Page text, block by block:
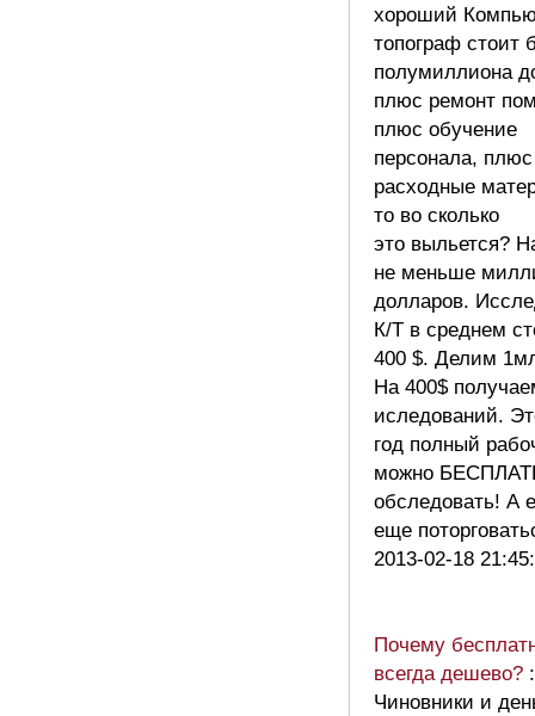
хороший
топограф стоит
полумиллиона
плюс ремонт
плюс обучение
персонала, плюс
расходные
то во сколько
это выльется?
не меньше
долларов.
К/Т в среднем
400 $. Делим
На 400$
иследований.
год полный
можно
обследовать! А
еще
2013-02-18
Почему
всегда дешево? :
Чиновники и